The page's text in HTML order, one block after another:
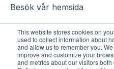
This website stores cookies on
used to collect information about
and allow us to remember you.
improve and customize your
and metrics about our visitors
Besök vår hemsida